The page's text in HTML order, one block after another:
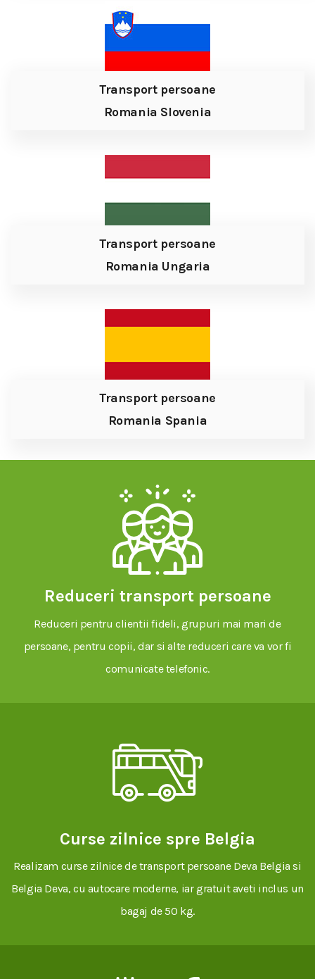
Transport persoane
Romania Slovenia
Transport persoane
Romania Ungaria
Transport persoane
Romania Spania
Reduceri transport persoane
Reduceri pentru clientii fideli, grupuri mai mari de
persoane, pentru copii, dar si alte reduceri care va vor fi
comunicate telefonic.
Curse zilnice spre Belgia
Realizam curse zilnice de transport persoane Deva Belgia si
Belgia Deva, cu autocare moderne, iar gratuit aveti inclus un
bagaj de 50 kg.